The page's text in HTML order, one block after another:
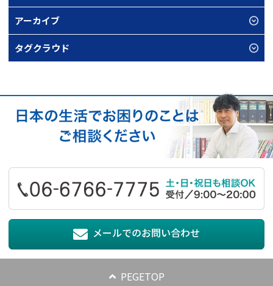
アーカイブ
タグクラウド
メールでのお問い合わせ
PEGETOP